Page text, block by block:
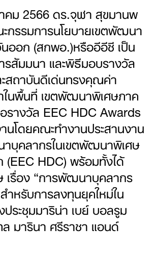
คม 2566 ดร.จุฬา สุขมานพ
กรรมการนโยบายเขตพัฒนา
ออก (สกพอ.)หรืออีอีซี เป็น
รสัมมนา และพิธีมอบรางวัล
สถาบันดีเด่นทรงคุณค่า
นพื้นที่ เขตพัฒนาพิเศษภาค
รางวัล EEC HDC Awards
นโดยคณะทำงานประสานงาน
บุคลากรในเขตพัฒนาพิเศษ
(EEC HDC) พร้อมทั้งได้
เรื่อง “การพัฒนาบุคลากร
ำหรับการลงทุนยุคใหม่ใน
ระชุมมาริน่า เบย์ บอลรูม
ล มารินา ศรีราชา แอนด์